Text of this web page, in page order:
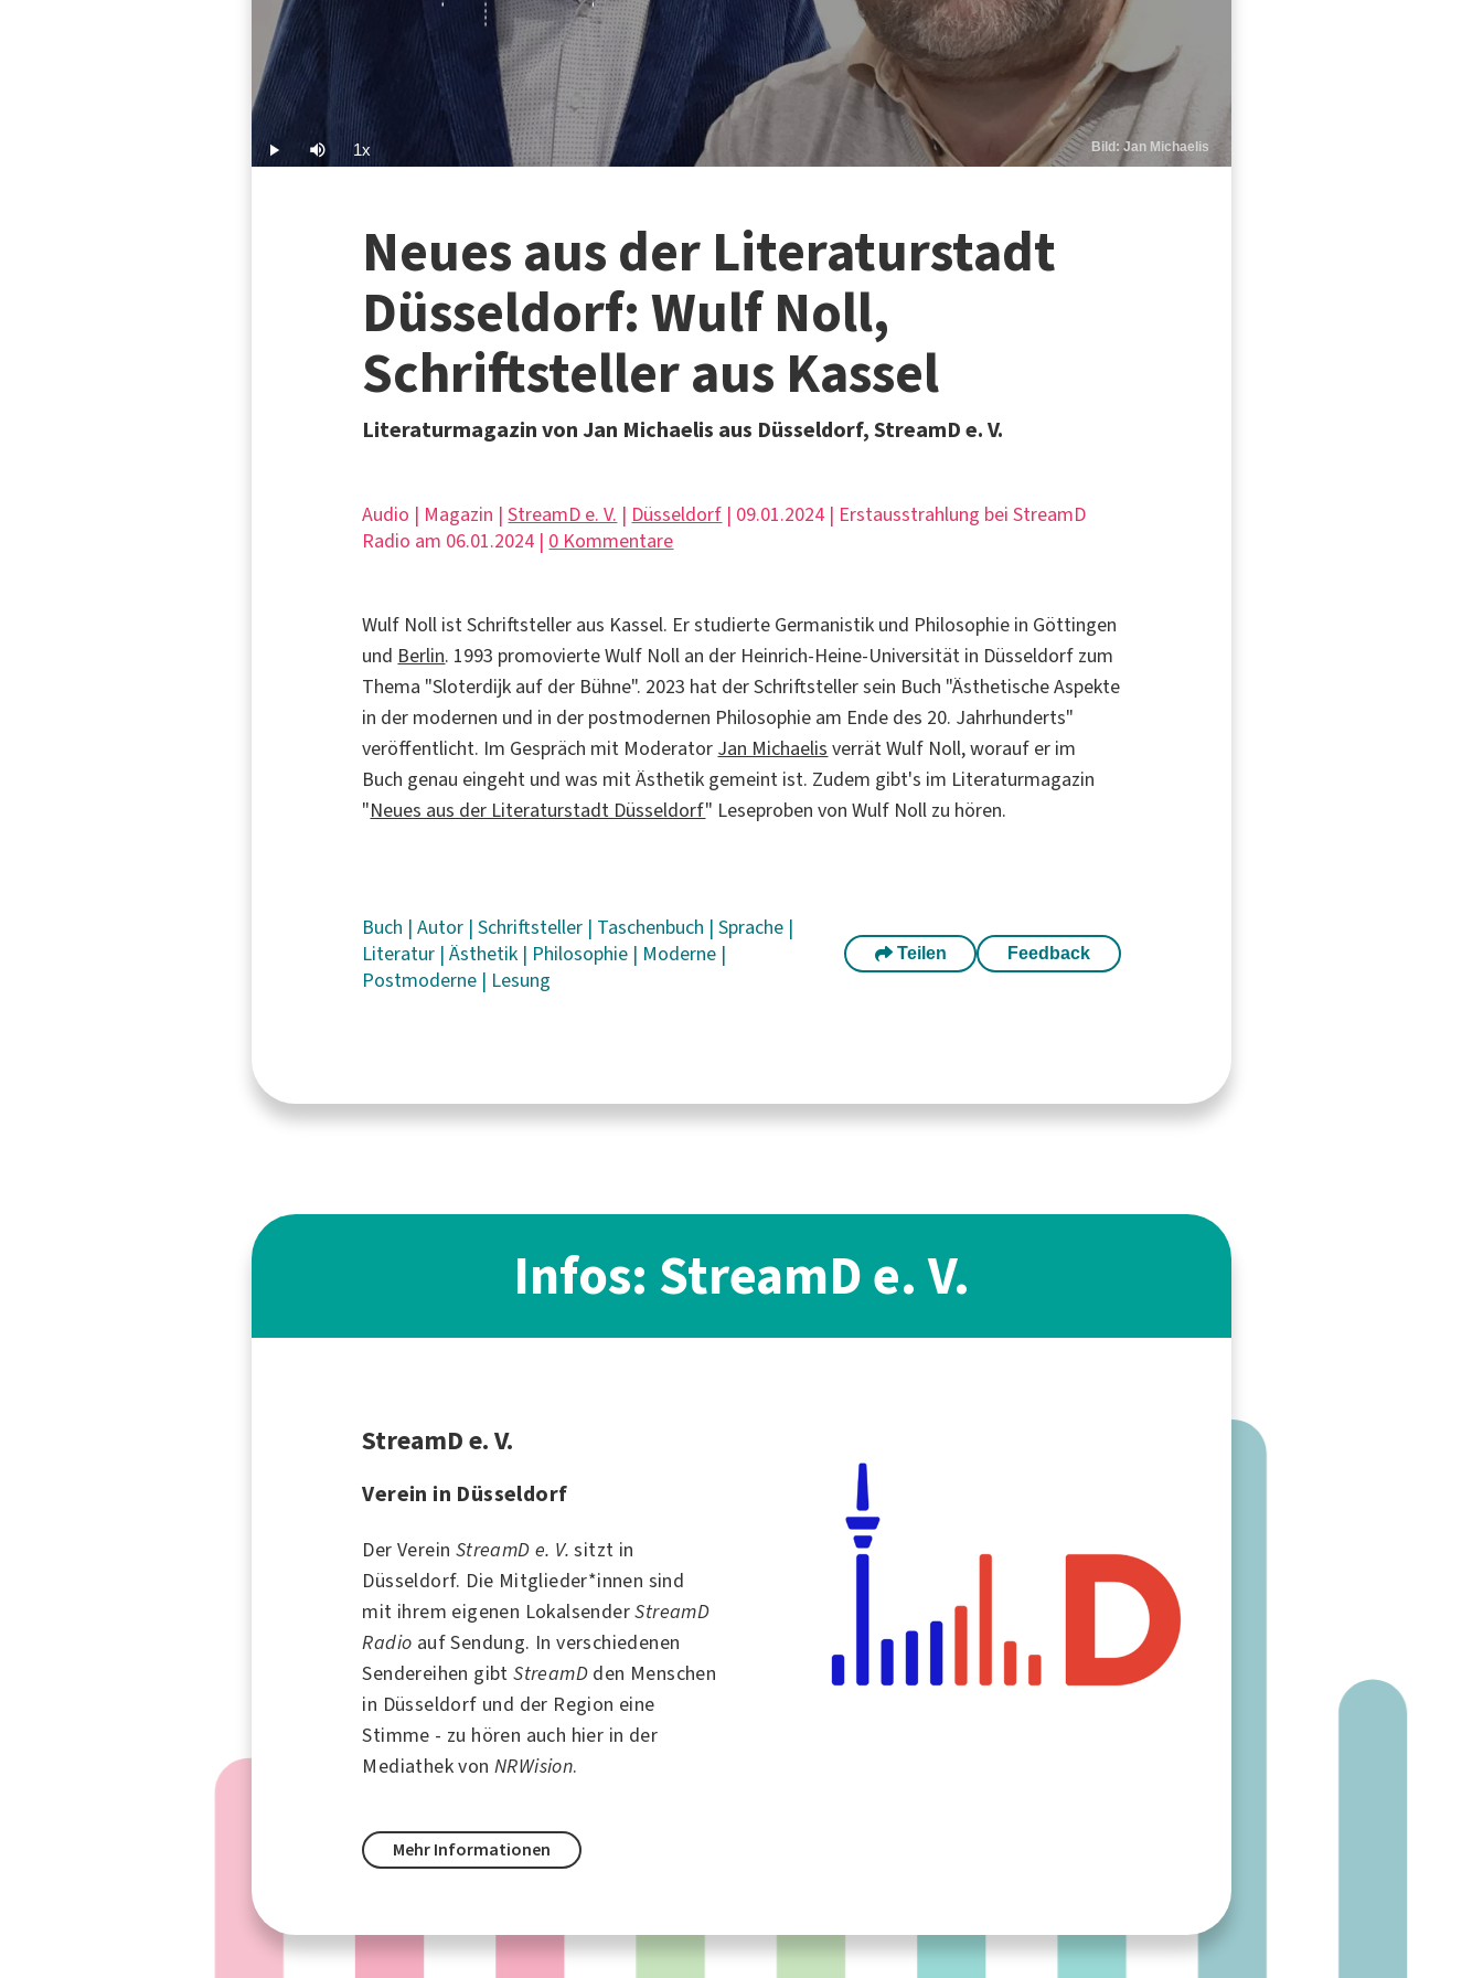
Play Mute 1xPlayback
Rate
Bild: Jan Michaelis
Neues aus der Literaturstadt
Düsseldorf: Wulf Noll,
Schriftsteller aus Kassel
Literaturmagazin von Jan Michaelis aus Düsseldorf, StreamD e. V.
Audio | Magazin |StreamD e. V. | Düsseldorf | 09.01.2024 | Erstausstrahlung bei StreamD
Radio am 06.01.2024 | 0 Kommentare
Wulf Noll ist Schriftsteller aus Kassel. Er studierte Germanistik und Philosophie in Göttingen
und Berlin. 1993 promovierte Wulf Noll an der Heinrich-Heine-Universität in Düsseldorf zum
Thema "Sloterdijk auf der Bühne". 2023 hat der Schriftsteller sein Buch "Ästhetische Aspekte
in der modernen und in der postmodernen Philosophie am Ende des 20. Jahrhunderts"
veröffentlicht. Im Gespräch mit Moderator Jan Michaelis verrät Wulf Noll, worauf er im
Buch genau eingeht und was mit Ästhetik gemeint ist. Zudem gibt's im Literaturmagazin
"Neues aus der Literaturstadt Düsseldorf" Leseproben von Wulf Noll zu hören.
Buch |Autor |Schriftsteller | Taschenbuch |Sprache |
Literatur |Ästhetik | Philosophie | Moderne |
Postmoderne | Lesung
Teilen Feedback
Infos: StreamD e. V.
StreamD e. V.
Verein in Düsseldorf
Der Verein StreamD e. V. sitzt in
Düsseldorf. Die Mitglieder*innen sind
mit ihrem eigenen LokalsenderStreamD
Radio auf Sendung. In verschiedenen
Sendereihen gibtStreamD den Menschen
in Düsseldorf und der Region eine
Stimme - zu hören auch hier in der
Mediathek vonNRWision.
Mehr Informationen